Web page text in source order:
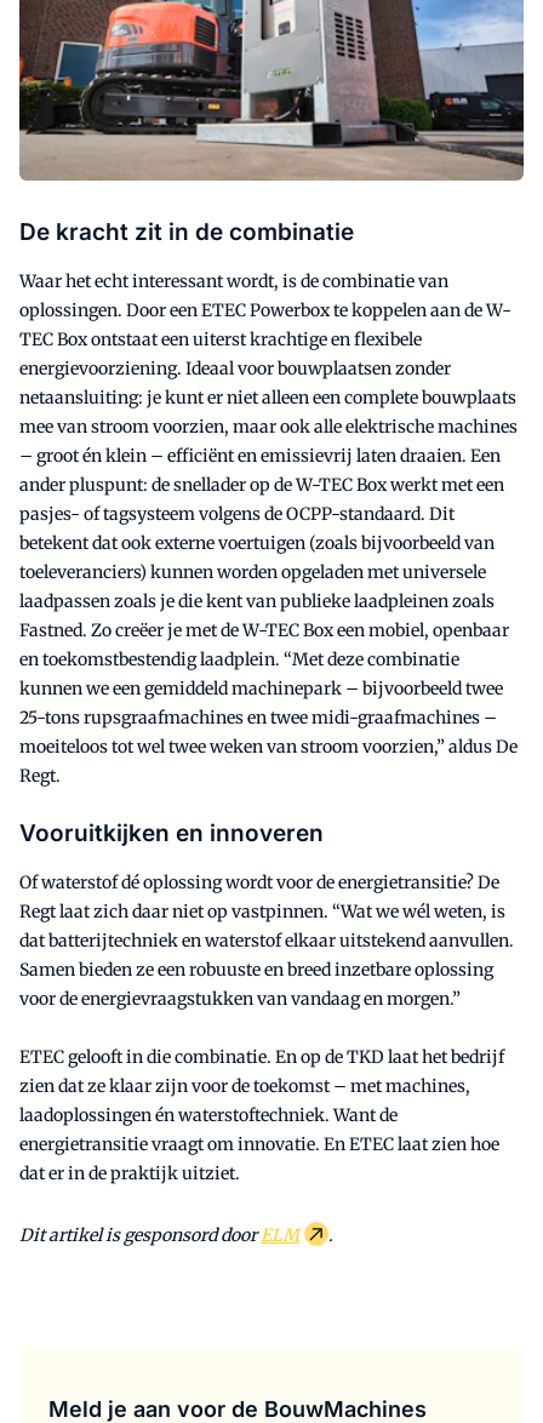
De kracht zit in de combinatie
Waar het echt interessant wordt, is de combinatie van
oplossingen. Door een ETEC Powerbox te koppelen aan de W-
TEC Box ontstaat een uiterst krachtige en flexibele
energievoorziening. Ideaal voor bouwplaatsen zonder
netaansluiting: je kunt er niet alleen een complete bouwplaats
mee van stroom voorzien, maar ook alle elektrische machines
– groot én klein – efficiënt en emissievrij laten draaien. Een
ander pluspunt: de snellader op de W-TEC Box werkt met een
pasjes- of tagsysteem volgens de OCPP-standaard. Dit
betekent dat ook externe voertuigen (zoals bijvoorbeeld van
toeleveranciers) kunnen worden opgeladen met universele
laadpassen zoals je die kent van publieke laadpleinen zoals
Fastned. Zo creëer je met de W-TEC Box een mobiel, openbaar
en toekomstbestendig laadplein. “Met deze combinatie
kunnen we een gemiddeld machinepark – bijvoorbeeld twee
25-tons rupsgraafmachines en twee midi-graafmachines –
moeiteloos tot wel twee weken van stroom voorzien,” aldus De
Regt.
Vooruitkijken en innoveren
Of waterstof dé oplossing wordt voor de energietransitie? De
Regt laat zich daar niet op vastpinnen. “Wat we wél weten, is
dat batterijtechniek en waterstof elkaar uitstekend aanvullen.
Samen bieden ze een robuuste en breed inzetbare oplossing
voor de energievraagstukken van vandaag en morgen.”
ETEC gelooft in die combinatie. En op de TKD laat het bedrijf
zien dat ze klaar zijn voor de toekomst – met machines,
laadoplossingen én waterstoftechniek. Want de
energietransitie vraagt om innovatie. En ETEC laat zien hoe
dat er in de praktijk uitziet.
Dit artikel is gesponsord doorELM .
Meld je aan voor de BouwMachines